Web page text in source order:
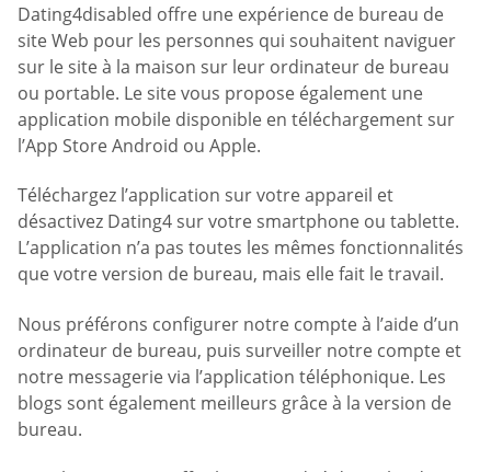
Dating4disabled offre une expérience de bureau de
site Web pour les personnes qui souhaitent naviguer
sur le site à la maison sur leur ordinateur de bureau
ou portable. Le site vous propose également une
application mobile disponible en téléchargement sur
l’App Store Android ou Apple.
Téléchargez l’application sur votre appareil et
désactivez Dating4 sur votre smartphone ou tablette.
L’application n’a pas toutes les mêmes fonctionnalités
que votre version de bureau, mais elle fait le travail.
Nous préférons configurer notre compte à l’aide d’un
ordinateur de bureau, puis surveiller notre compte et
notre messagerie via l’application téléphonique. Les
blogs sont également meilleurs grâce à la version de
bureau.